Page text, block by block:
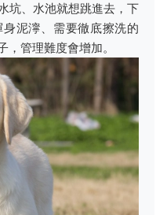
坑、水池就想跳進去，下
泥濘、需要徹底擦洗的
管理難度會增加。